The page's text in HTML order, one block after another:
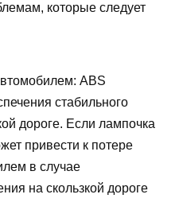
которые следует
ABS
стабильного
дороге. Если лампочка
привести к потере
в случае
на скользкой дороге